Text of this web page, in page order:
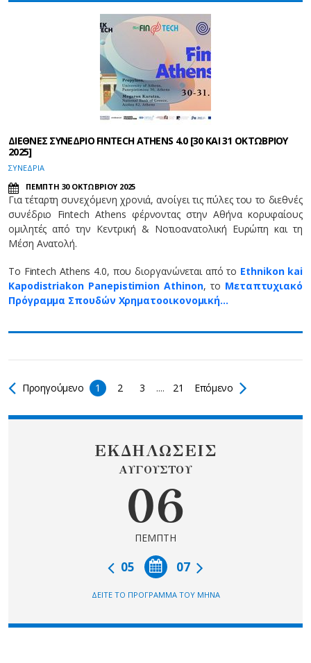
ΔΙΕΘΝΕΣ ΣΥΝΕΔΡΙΟ FINTECH ATHENS 4.0 [30 ΚΑΙ 31 ΟΚΤΩΒΡΙΟΥ
2025]
ΣΥΝΕΔΡΙΑ
ΠΕΜΠΤΗ 30 ΟΚΤΩΒΡΙΟΥ 2025
Για τέταρτη συνεχόμενη χρονιά, ανοίγει τις πύλες του το διεθνές
συνέδριο Fintech Athens φέρνοντας στην Αθήνα κορυφαίους
ομιλητές από την Κεντρική & Νοτιοανατολική Ευρώπη και τη
Μέση Ανατολή.
Το Fintech Athens 4.0, που διοργανώνεται από το Ethnikon kai
Kapodistriakon Panepistimion Athinon, το Μεταπτυχιακό
Πρόγραμμα Σπουδών Χρηματοοικονομική…
Προηγούμενο 1 2 3 .... 21 Επόμενο
ΕΚΔΗΛΩΣΕΙΣ
ΑΥΓΟΥΣΤΟΥ
06
ΠΕΜΠΤΗ
07
05
ΔΕΙΤΕ ΤΟ ΠΡΟΓΡΑΜΜΑ ΤΟΥ ΜΗΝΑ